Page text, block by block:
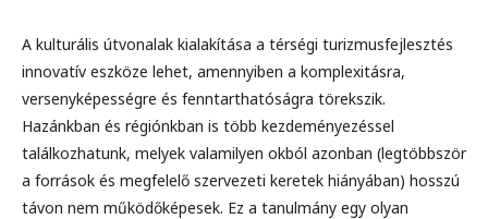
A kulturális útvonalak kialakítása a térségi turizmusfejlesztés
innovatív eszköze lehet, amennyiben a komplexitásra,
versenyképességre és fenntarthatóságra törekszik.
Hazánkban és régiónkban is több kezdeményezéssel
találkozhatunk, melyek valamilyen okból azonban (legtöbbször
a források és megfelelő szervezeti keretek hiányában) hosszú
távon nem működőképesek. Ez a tanulmány egy olyan